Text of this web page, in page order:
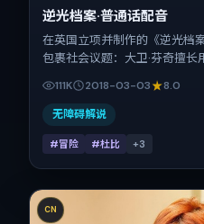
逆光档案·普通话配音
在英国立项并制作的《逆光档
包裹社会议题：大卫·芬奇擅
看点之一。上映时间：2018-
现实质感与类型片结构的观众。
111K 2018-03-03 8.0
无障碍解说
#冒险 #杜比 +3
CN